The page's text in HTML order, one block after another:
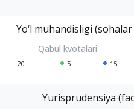
Yo‘l muhandisligi
20 5 15
Yurisprudensiya